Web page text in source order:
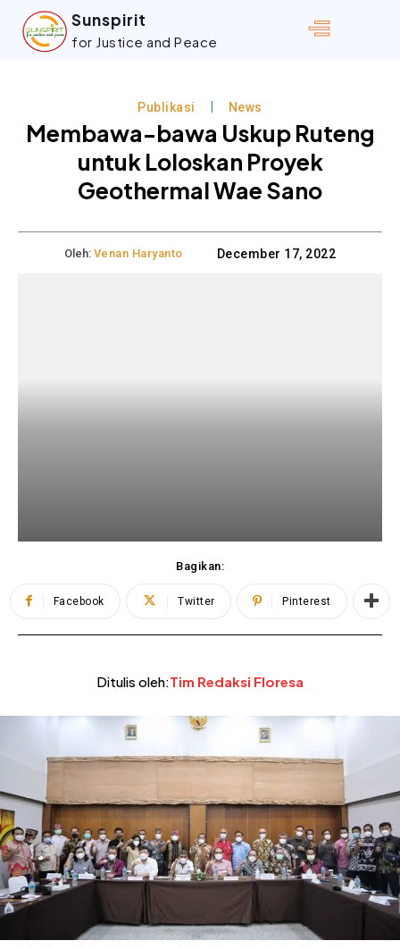
Sunspirit
for Justice and Peace
Publikasi News
Membawa-bawa Uskup Ruteng
untuk Loloskan Proyek
Geothermal Wae Sano
Oleh: Venan Haryanto December 17, 2022
Bagikan:
Facebook Twitter Pinterest
Ditulis oleh:Tim Redaksi Floresa